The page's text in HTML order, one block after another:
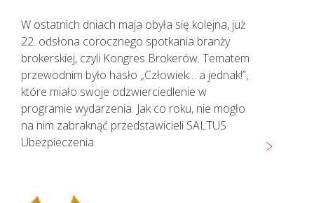
W ostatnich dniach maja obyła się kolejna, już
22. odsłona corocznego spotkania branży
brokerskiej, czyli Kongres Brokerów. Tematem
przewodnim było hasło „Człowiek… a jednak!”,
które miało swoje odzwierciedlenie w
programie wydarzenia. Jak co roku, nie mogło
na nim zabraknąć przedstawicieli SALTUS
Ubezpieczenia.